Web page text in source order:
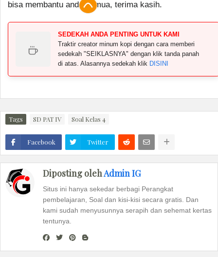
bisa membantu anda semua, terima kasih.
SEDEKAH ANDA PENTING UNTUK KAMI
Traktir creator minum kopi dengan cara memberi
sedekah "SEIKLASNYA" dengan klik tanda panah
di atas. Alasannya sedekah klik DISINI
Tags SD PAT IV Soal Kelas 4
Facebook Twitter
Diposting olehAdmin IG
Situs ini hanya sekedar berbagi Perangkat
pembelajaran, Soal dan kisi-kisi secara gratis. Dan
kami sudah menyusunnya serapih dan sehemat kertas
tentunya.